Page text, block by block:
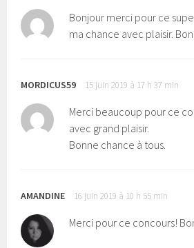
Bonjour merci pour ce
ma chance avec plaisir.
MORDICUS59 15 juin 2019 à 17 h 37 min
Merci beaucoup pour ce
avec grand plaisir.
Bonne chance à tous.
AMANDINE 16 juin 2019 à 10 h 55 min
Merci pour ce concours!